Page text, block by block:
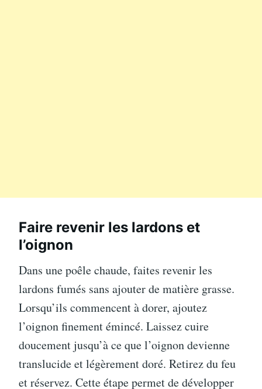
Faire revenir les lardons et
l’oignon
Dans une poêle chaude, faites revenir les
lardons fumés sans ajouter de matière grasse.
Lorsqu’ils commencent à dorer, ajoutez
l’oignon finement émincé. Laissez cuire
doucement jusqu’à ce que l’oignon devienne
translucide et légèrement doré. Retirez du feu
et réservez. Cette étape permet de développer